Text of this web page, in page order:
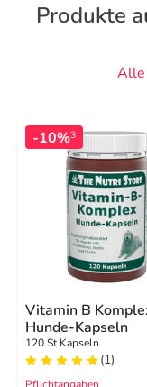
Produkte
Alle
-10%3
Vitamin B
Hunde-Kapseln
120 St Kapseln
(1)
Pflichtangaben